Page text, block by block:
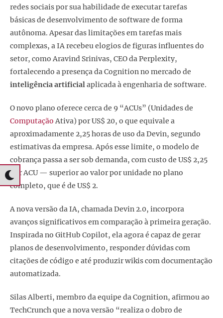
redes sociais por sua habilidade de executar tarefas
básicas de desenvolvimento de software de forma
autônoma. Apesar das limitações em tarefas mais
complexas, a IA recebeu elogios de figuras influentes do
setor, como Aravind Srinivas, CEO da Perplexity,
fortalecendo a presença da Cognition no mercado de
inteligência artificialaplicada à engenharia de software.
O novo plano oferece cerca de 9 “ACUs” (Unidades de
ComputaçãoAtiva) por US$ 20, o que equivale a
aproximadamente 2,25 horas de uso da Devin, segundo
estimativas da empresa. Após esse limite, o modelo de
cobrança passa a ser sob demanda, com custo de US$ 2,25
por ACU — superior ao valor por unidade no plano
completo, que é de US$ 2.
A nova versão da IA, chamada Devin 2.0, incorpora
avanços significativos em comparação à primeira geração.
Inspirada no GitHub Copilot, ela agora é capaz de gerar
planos de desenvolvimento, responder dúvidas com
citações de código e até produzir wikis com documentação
automatizada.
Silas Alberti, membro da equipe da Cognition, afirmou ao
TechCrunch que a nova versão “realiza o dobro de